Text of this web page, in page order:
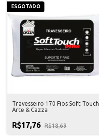
ESGOTADO
Travesseiro 170 Fios Soft Touch
Arte & Cazza
R$17,76 R$18,69